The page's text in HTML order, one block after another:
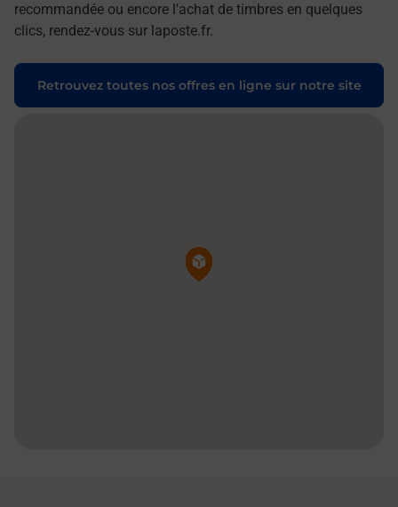
recommandée ou encore l'achat de timbres en quelques
clics, rendez-vous sur laposte.fr.
Retrouvez toutes nos offres en ligne sur notre site
Pin de la carte